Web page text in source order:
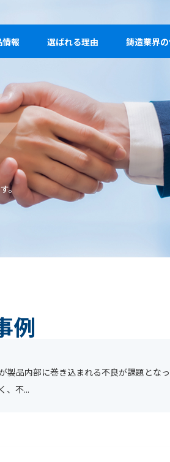
情報 選ばれる理由 鋳造業界
。
例
品内部に巻き込まれる不良が課題となっ
、不...